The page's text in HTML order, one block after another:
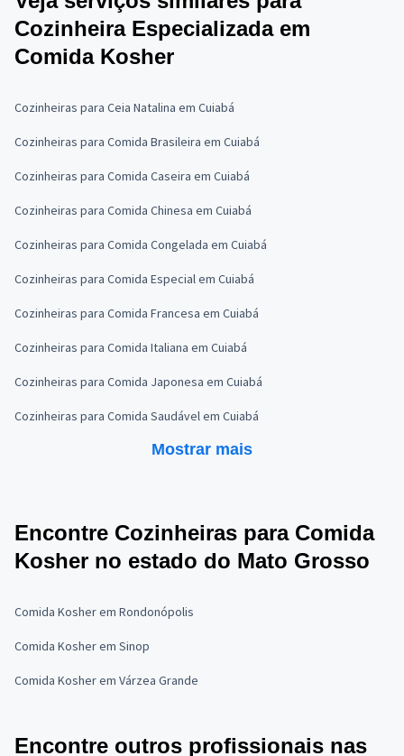
Cozinheira Especializada em
Comida Kosher
Cozinheiras para Ceia Natalina em Cuiabá
Cozinheiras para Comida Brasileira em Cuiabá
Cozinheiras para Comida Caseira em Cuiabá
Cozinheiras para Comida Chinesa em Cuiabá
Cozinheiras para Comida Congelada em Cuiabá
Cozinheiras para Comida Especial em Cuiabá
Cozinheiras para Comida Francesa em Cuiabá
Cozinheiras para Comida Italiana em Cuiabá
Cozinheiras para Comida Japonesa em Cuiabá
Cozinheiras para Comida Saudável em Cuiabá
Mostrar mais
Encontre Cozinheiras para Comida
Kosher no estado do Mato Grosso
Comida Kosher em Rondonópolis
Comida Kosher em Sinop
Comida Kosher em Várzea Grande
Encontre outros profissionais nas